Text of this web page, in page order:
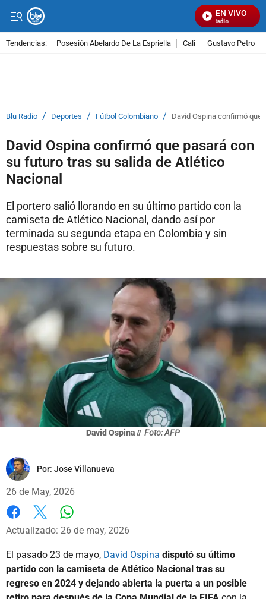
EN VIVO
Señal Visual Radio
Tendencias: Posesión Abelardo De La Espriella Cali Gustavo Petro
Blu Radio / Deportes / Fútbol Colombiano / David Ospina confirmó
David Ospina confirmó que pasará con
su futuro tras su salida de Atlético
Nacional
El portero salió llorando en su último partido con la
camiseta de Atlético Nacional, dando así por
terminada su segunda etapa en Colombia y sin
respuestas sobre su futuro.
David Ospina // Foto: AFP
Por: Jose Villanueva
26 de May, 2026
Facebook
X
Actualizado: 26 de may, 2026
El pasado 23 de mayo, David Ospina disputó su último
partido con la camiseta de Atlético Nacional tras su
regreso en 2024 y dejando abierta la puerta a un posible